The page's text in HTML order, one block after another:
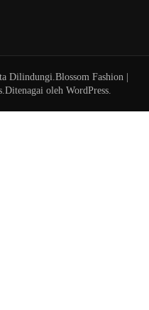
Dilindungi. Blossom Fashion |
.Ditenagai oleh WordPress